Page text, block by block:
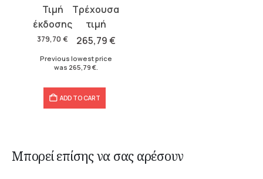
379,70 €
Original
price
was:
265,79€
Current
price
is:
Previous lowest price
was 265,79 €
ADD TO CART
Μπορεί επίσης να σας αρέσουν